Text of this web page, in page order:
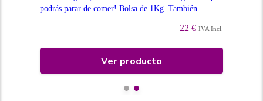
podrás parar de comer! Bolsa de 1Kg. También ...
22 € IVA Incl.
Ver producto